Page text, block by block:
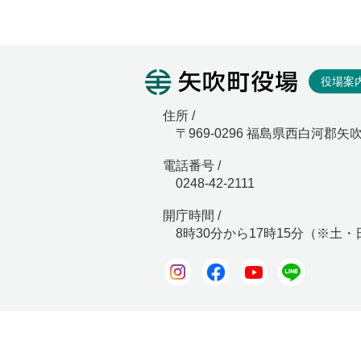
矢吹町役場
役場案
住所 /
〒969-0296 福島県西白河郡矢
電話番号 /
0248-42-2111
開庁時間 /
8時30分から17時15分（※土・
InstagramFacebookYoutube